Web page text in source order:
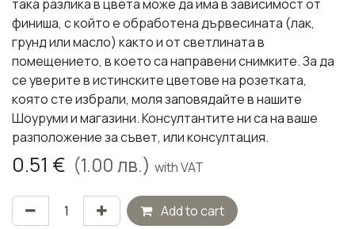
така разлика в цвета може да има в зависимост от
финиша, с който е обработена дървесината (лак,
грунд или масло) както и от светлината в
помещението, в което са направени снимките. За да
се уверите в истинските цветове на розетката,
която сте избрали, моля заповядайте в нашите
Шоуруми и магазини. Консултантите ни са на ваше
разположение за съвет, или консултация.
0.51 € (1.00лв.) with VAT
Add to cart